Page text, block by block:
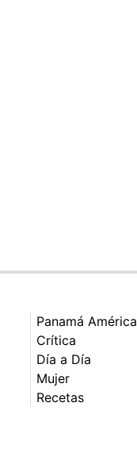
Panamá América
Crítica
Día a Día
Mujer
Recetas